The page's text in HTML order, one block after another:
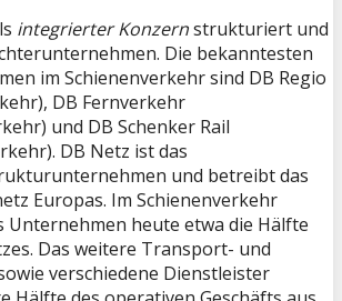
integrierter Konzernstrukturiert und
Die bekanntesten
im Schienenverkehr sind DB Regio
DB Fernverkehr
und DB Schenker Rail
DB Netz ist das
und betreibt das
Europas. Im Schienenverkehr
Unternehmen heute etwa die Hälfte
Das weitere Transport- und
verschiedene Dienstleister